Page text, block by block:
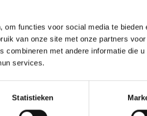
functies voor social media te bieden
van onze site met onze partners
combineren met andere informatie die u
services.
Statistieken
Aan
Algemene voorwaarden
Geld-terug-garantie van 30 dagen